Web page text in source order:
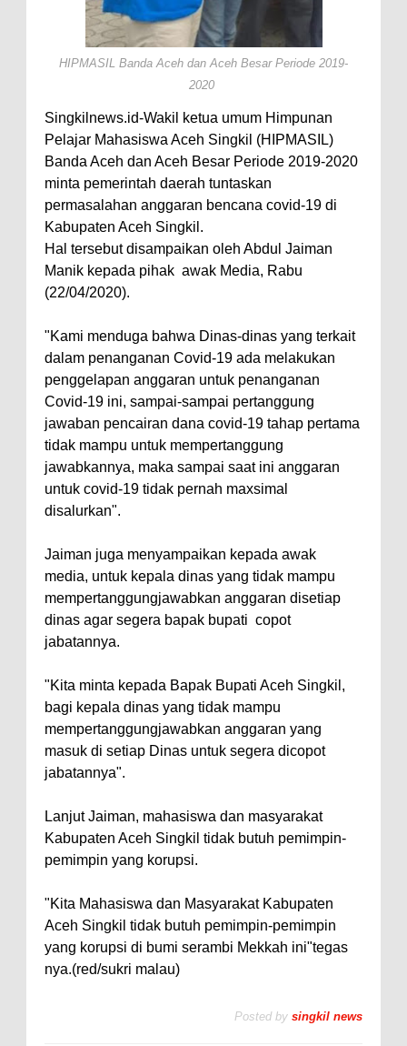
HIPMASIL Banda Aceh dan Aceh Besar Periode 2019-
2020
Singkilnews.id-Wakil ketua umum Himpunan
Pelajar Mahasiswa Aceh Singkil (HIPMASIL)
Banda Aceh dan Aceh Besar Periode 2019-2020
minta pemerintah daerah tuntaskan
permasalahan anggaran bencana covid-19 di
Kabupaten Aceh Singkil.
Hal tersebut disampaikan oleh Abdul Jaiman
Manik kepada pihak awak Media, Rabu
(22/04/2020).
"Kami menduga bahwa Dinas-dinas yang terkait
dalam penanganan Covid-19 ada melakukan
penggelapan anggaran untuk penanganan
Covid-19 ini, sampai-sampai pertanggung
jawaban pencairan dana covid-19 tahap pertama
tidak mampu untuk mempertanggung
jawabkannya, maka sampai saat ini anggaran
untuk covid-19 tidak pernah maxsimal
disalurkan".
Jaiman juga menyampaikan kepada awak
media, untuk kepala dinas yang tidak mampu
mempertanggungjawabkan anggaran disetiap
dinas agar segera bapak bupati copot
jabatannya.
"Kita minta kepada Bapak Bupati Aceh Singkil,
bagi kepala dinas yang tidak mampu
mempertanggungjawabkan anggaran yang
masuk di setiap Dinas untuk segera dicopot
jabatannya".
Lanjut Jaiman, mahasiswa dan masyarakat
Kabupaten Aceh Singkil tidak butuh pemimpin-
pemimpin yang korupsi.
"Kita Mahasiswa dan Masyarakat Kabupaten
Aceh Singkil tidak butuh pemimpin-pemimpin
yang korupsi di bumi serambi Mekkah ini"tegas
nya.(red/sukri malau)
Posted by singkil news